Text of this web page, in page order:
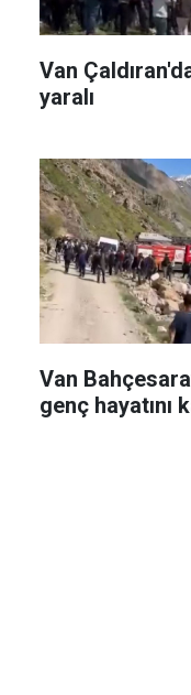
Van
yaralı
Van
genç hayatını